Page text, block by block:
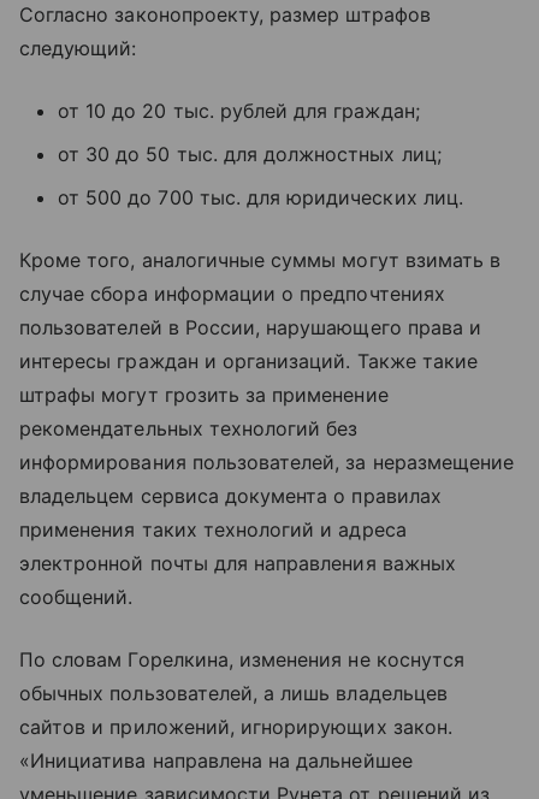
Согласно законопроекту, размер штрафов
следующий:
от 10 до 20 тыс. рублей для граждан;
от 30 до 50 тыс. для должностных лиц;
от 500 до 700 тыс. для юридических лиц.
Кроме того, аналогичные суммы могут взимать в
случае сбора информации о предпочтениях
пользователей в России, нарушающего права и
интересы граждан и организаций. Также такие
штрафы могут грозить за применение
рекомендательных технологий без
информирования пользователей, за неразмещение
владельцем сервиса документа о правилах
применения таких технологий и адреса
электронной почты для направления важных
сообщений.
По словам Горелкина, изменения не коснутся
обычных пользователей, а лишь владельцев
сайтов и приложений, игнорирующих закон.
«Инициатива направлена на дальнейшее
уменьшение зависимости Рунета от решений из